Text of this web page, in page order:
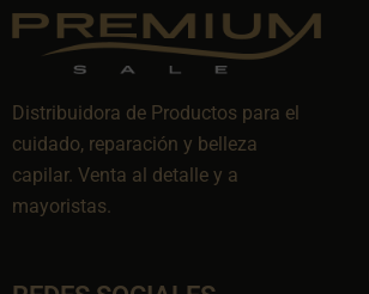
Distribuidora de Productos para el
cuidado, reparación y belleza
capilar. Venta al detalle y a
mayoristas.